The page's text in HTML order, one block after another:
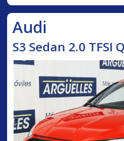
Audi
S3 Sedan 2.0 TFSI